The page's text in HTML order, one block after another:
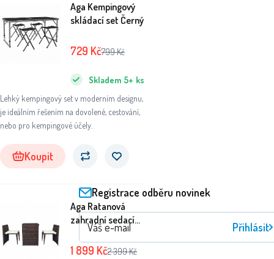
Aga Kempingový
skládací set Černý
Lehký kempingový set v moderním designu,
je ideálním řešením na dovolené, cestování,
nebo pro kempingové účely.
Skladem 5+ ks
729 Kč799Kč
Koupit
Aga Ratanová
zahradní sedací
souprava MR1981
1 899 Kč2 399Kč
Registrace odběru novinek
Přihlásit